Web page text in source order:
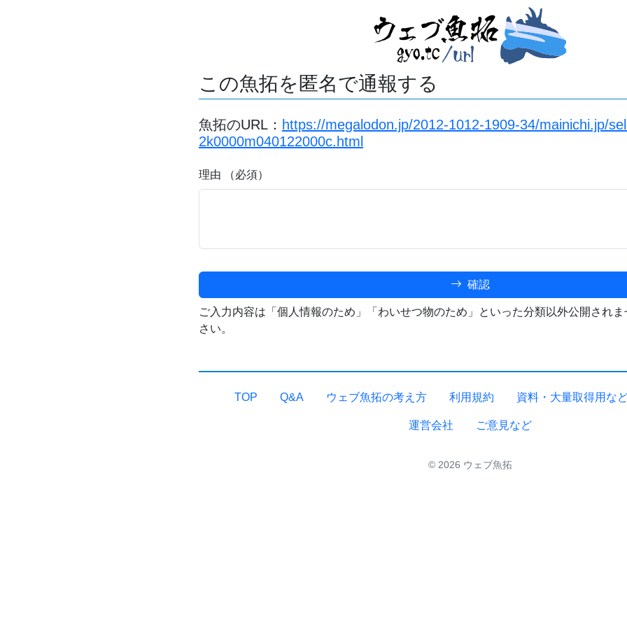
この魚拓を匿名で通報する
魚拓のURL： https://megalodon.jp/2012-1012-1909-34/mainichi.jp/
2k0000m040122000c.html
理由 （必須）
確認
ご入力内容は「個人情報のため」「わいせつ物のため」といった分類以外公開され
さい。
TOP Q&A ウェブ魚拓の考え方 利用規約 資料・大量取得用な
運営会社 ご意見など
© 2026 ウェブ魚拓